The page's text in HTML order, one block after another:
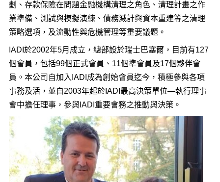
劃、存款保險在問題金融機構清理之角色、清理計畫之作
業準備、測試與模擬演練、債務減計與資本重建等之清理
策略選項，及流動性與危機管理等重要議題。
IADI於2002年5月成立，總部設於瑞士巴塞爾，目前有127
個會員，包括99個正式會員、11個準會員及17個夥伴會
員。本公司自加入IADI成為創始會員迄今，積極參與各項
事務及活，並自2003年起於IADI最高決策單位—執行理事
會中擔任理事，參與IADI重要會務之推動與決策。